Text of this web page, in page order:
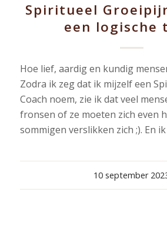
Spiritueel
een logische
Hoe lief, aardig en kundig
Zodra ik zeg dat ik mijzelf een
Coach noem, zie ik dat veel
fronsen of ze moeten zich even
sommigen verslikken zich ;). En
10 september